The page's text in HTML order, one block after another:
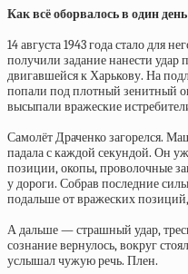
Как всё оборвалось в один день
14 августа 1943 года стало для
получили задание нанести удар
двигавшейся к Харькову. На
попали под плотный зенитный
высыпали вражеские
Самолёт Драченко загорелся.
падала с каждой секундой. Он
позиции, окопы, проволочные
у дороги. Собрав последние
подальше от вражеских
А дальше — страшный удар,
сознание вернулось, вокруг
услышал чужую речь. Плен.